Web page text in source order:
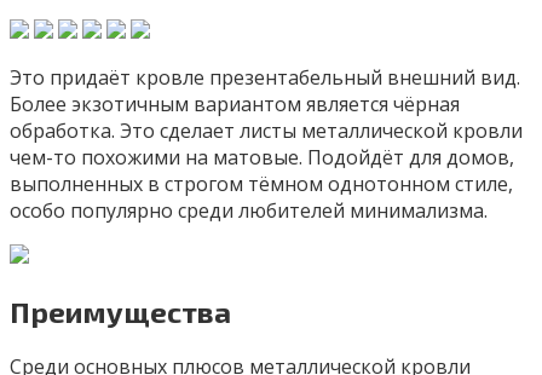
Это придаёт кровле презентабельный внешний вид.
Более экзотичным вариантом является чёрная
обработка. Это сделает листы металлической кровли
чем-то похожими на матовые. Подойдёт для домов,
выполненных в строгом тёмном однотонном стиле,
особо популярно среди любителей минимализма.
Преимущества
Среди основных плюсов металлической кровли